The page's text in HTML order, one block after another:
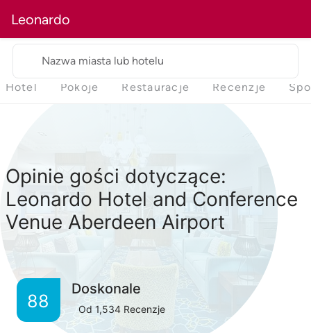
Leonardo
Nazwa miasta lub hotelu
Hotel Pokoje Restauracje Recenzje
Opinie gości dotyczące:
Leonardo Hotel and Conference
Venue Aberdeen Airport
88
Doskonale
Od 1,534 Recenzje